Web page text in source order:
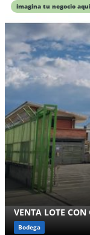
imagina tu negocio aqui
VENTA LOTE
Bodega